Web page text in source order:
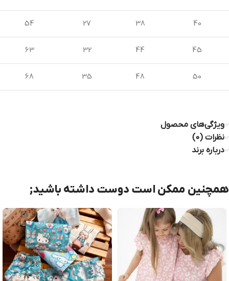
40
38
27
54
45
44
32
63
50
48
35
68
ویژگی‌های محصول
نظرات (0)
درباره برند
همچنین ممکن است دوست داشته باشید;